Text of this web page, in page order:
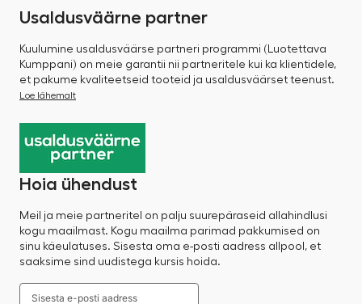
Usaldusväärne partner
Kuulumine usaldusväärse partneri programmi (Luotettava
Kumppani) on meie garantii nii partneritele kui ka klientidele,
et pakume kvaliteetseid tooteid ja usaldusväärset teenust.
Loe lähemalt
Hoia ühendust
Meil ja meie partneritel on palju suurepäraseid allahindlusi
kogu maailmast. Kogu maailma parimad pakkumised on
sinu käeulatuses. Sisesta oma e-posti aadress allpool, et
saaksime sind uudistega kursis hoida.